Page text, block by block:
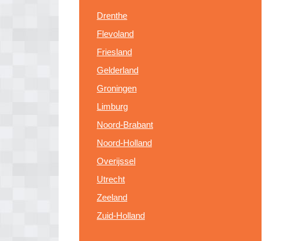
Drenthe
Flevoland
Friesland
Gelderland
Groningen
Limburg
Noord-Brabant
Noord-Holland
Overijssel
Utrecht
Zeeland
Zuid-Holland